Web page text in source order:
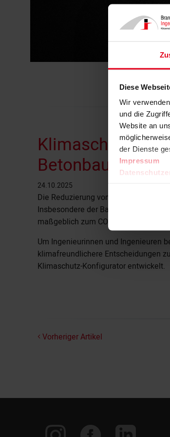
Diese
Wir
und die
Website an
der Dienste
Impressum
Klimaschutz in
Betonbauteilen
24.10.2025
Die Reduzierung von
Insbesondere der Baustoff Beton
maßgeblich zum CO₂-Ausstoß beiträgt.
Um Ingenieurinnen und Ingenieuren
klimafreundlichere Entscheidungen
Klimaschutz-Konfigurator entwickelt.
Vorheriger Artikel